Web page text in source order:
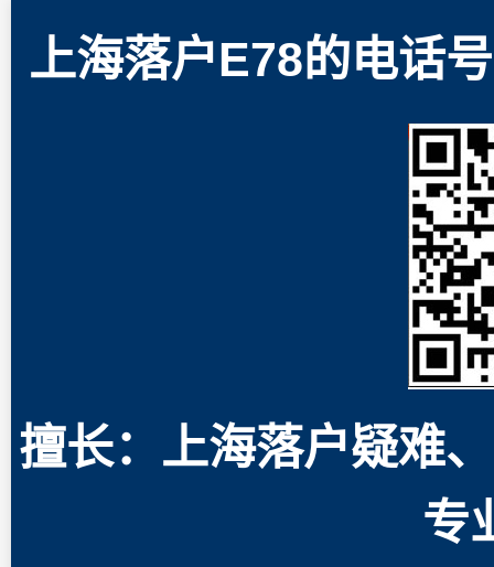
上海落户E78的电话
擅长：上海落户疑难
专